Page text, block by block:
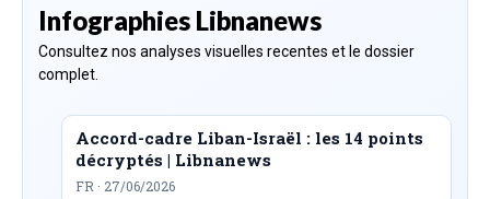
Infographies Libnanews
Consultez nos analyses visuelles recentes et le dossier
complet.
Accord-cadre Liban-Israël : les 14 points
décryptés | Libnanews
FR · 27/06/2026